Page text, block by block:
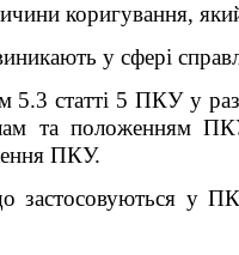
коригування,
у сфері
5.3 статті 5 ПКУ у
та положенням
ПКУ.
застосовуються у